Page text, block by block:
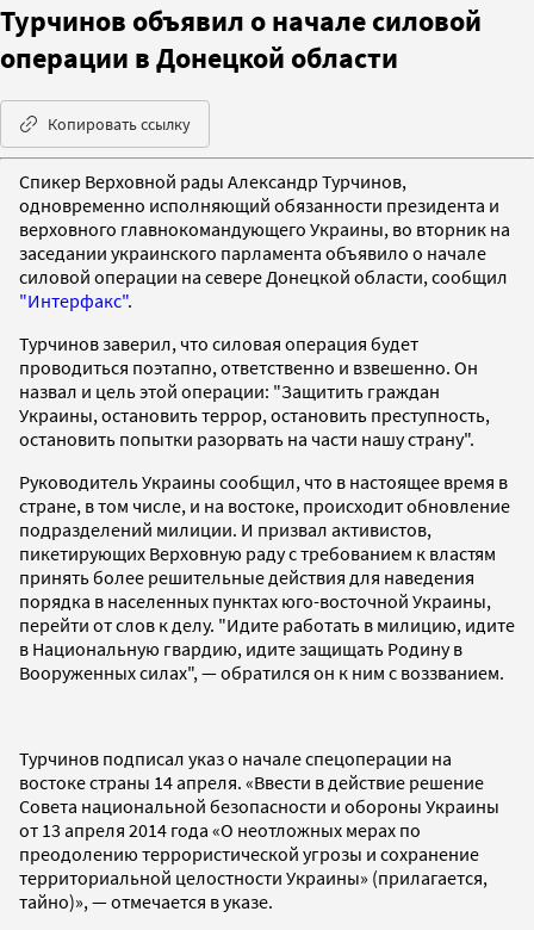
Турчинов объявил о начале силовой
операции в Донецкой области
Копировать ссылку
Спикер Верховной рады Александр Турчинов,
одновременно исполняющий обязанности президента и
верховного главнокомандующего Украины, во вторник на
заседании украинского парламента объявило о начале
силовой операции на севере Донецкой области, сообщил
"Интерфакс".
Турчинов заверил, что силовая операция будет
проводиться поэтапно, ответственно и взвешенно. Он
назвал и цель этой операции: "Защитить граждан
Украины, остановить террор, остановить преступность,
остановить попытки разорвать на части нашу страну".
Руководитель Украины сообщил, что в настоящее время в
стране, в том числе, и на востоке, происходит обновление
подразделений милиции. И призвал активистов,
пикетирующих Верховную раду с требованием к властям
принять более решительные действия для наведения
порядка в населенных пунктах юго-восточной Украины,
перейти от слов к делу. "Идите работать в милицию, идите
в Национальную гвардию, идите защищать Родину в
Вооруженных силах", — обратился он к ним с воззванием.
Турчинов подписал указ о начале спецоперации на
востоке страны 14 апреля. «Ввести в действие решение
Совета национальной безопасности и обороны Украины
от 13 апреля 2014 года «О неотложных мерах по
преодолению террористической угрозы и сохранение
территориальной целостности Украины» (прилагается,
тайно)», — отмечается в указе.